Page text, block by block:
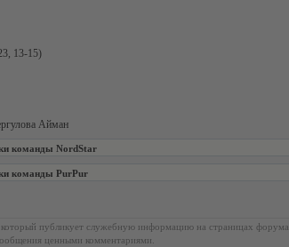
13-15)
Айман
команды NordStar
команды PurPur
публикует служебную информацию на страницах форума.
ценными комментариями.